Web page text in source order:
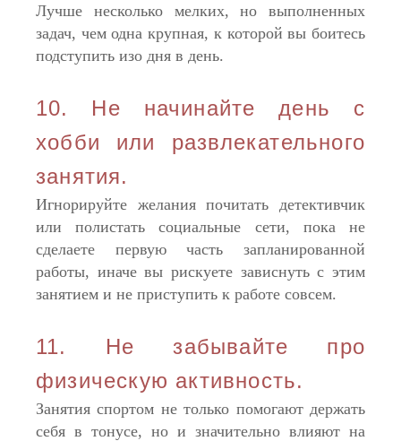
Лучше несколько мелких, но выполненных
задач, чем одна крупная, к которой вы боитесь
подступить изо дня в день.
10. Не начинайте день с
хобби или развлекательного
занятия.
Игнорируйте желания почитать детективчик
или полистать социальные сети, пока не
сделаете первую часть запланированной
работы, иначе вы рискуете зависнуть с этим
занятием и не приступить к работе совсем.
11. Не забывайте про
физическую активность.
Занятия спортом не только помогают держать
себя в тонусе, но и значительно влияют на